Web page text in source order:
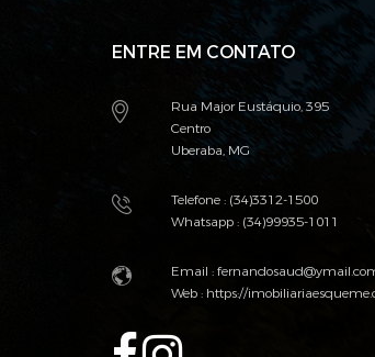
ENTRE EM CONTATO
Rua Major Eustáquio, 395
Centro
Uberaba, MG
Telefone : (34)3312-1500
Whatsapp : (34)99935-1011
Email :
Web : https://